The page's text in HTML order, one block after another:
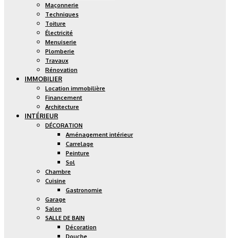
Maçonnerie
Techniques
Toiture
Électricité
Menuiserie
Plomberie
Travaux
Rénovation
IMMOBILIER
Location immobilière
Financement
Architecture
INTÉRIEUR
DÉCORATION
Aménagement intérieur
Carrelage
Peinture
Sol
Chambre
Cuisine
Gastronomie
Garage
Salon
SALLE DE BAIN
Décoration
Douche